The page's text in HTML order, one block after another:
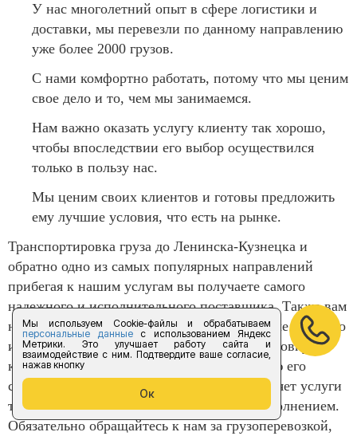
Мы используем Cookie-файлы и обрабатываем
персональные данныес использованием Яндекс
Метрики. Это улучшает работу сайта и
взаимодействие с ним. Подтвердите ваше согласие,
нажав кнопку
Ок
У нас многолетний опыт в сфере логистики и
доставки, мы перевезли по данному направлению
уже более 2000 грузов.
С нами комфортно работать, потому что мы ценим
свое дело и то, чем мы занимаемся.
Нам важно оказать услугу клиенту так хорошо,
чтобы впоследствии его выбор осуществился
только в пользу нас.
Мы ценим своих клиентов и готовы предложить
ему лучшие условия, что есть на рынке.
Транспортировка груза до Ленинска-Кузнецка и
обратно одно из самых популярных направлений
прибегая к нашим услугам вы получаете самого
надежного и исполнительного поставщика. Также вам
необходимо обратить свое внимание на наше качество
и разнообразие машин для перевозки, страховку
которую мы предоставляем, а также полную его
сохранность. Компания «Форус предоставляет услуги
только в полном объеме и следит за их исполнением.
Обязательно обращайтесь к нам за грузоперевозкой,